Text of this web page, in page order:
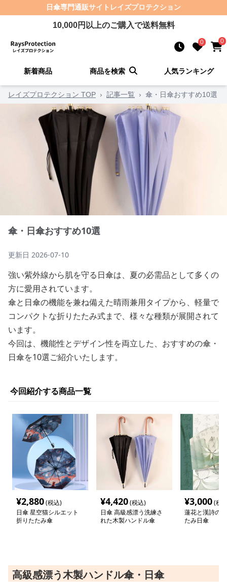
日傘専門通販サイト レイズプロテクション
10,000円以上のご購入で送料無料
0 0
新着商品 商品を検索 人気ランキング
レイズプロテクション TOP › 記事一覧 › 傘・日傘おすすめ10選
傘・日傘おすすめ10選
更新日 2026-07-10
強い紫外線から肌を守る日傘は、夏の必需品として多くの
方に愛用されています。
傘と日傘の機能を兼ね備えた晴雨兼用タイプから、軽量で
コンパクトな折りたたみ式まで、様々な種類が展開されて
います。
今回は、機能性とデザイン性を両立した、おすすめの傘・
日傘を10選ご紹介いたします。
今回紹介する商品一覧
¥2,880(税込)
日傘 星空猫シルエット
折りたたみ傘
¥4,420(税込)
日傘 高級感漂う洗練さ
れた木製ハンドル傘
¥3,000(税
蓮花と漢詩の
たみ日傘
高級感漂う木製ハンドル傘・日傘